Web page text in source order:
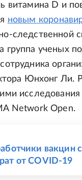
витамина D и
новым
следственной
группа ученых
Юнхонг Ли.
Network Open.
вакцин
от COVID-19